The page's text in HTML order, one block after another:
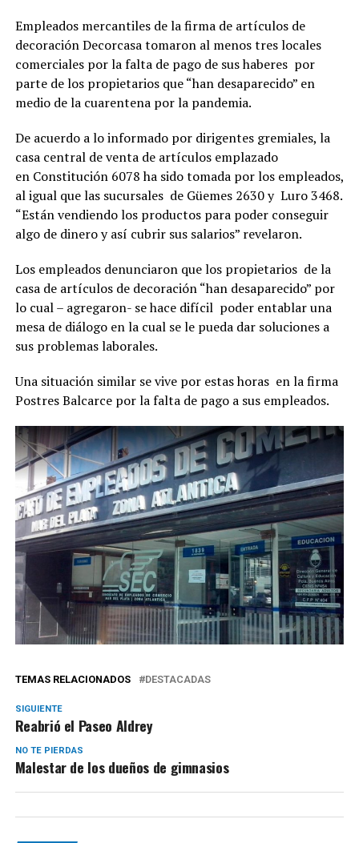
Empleados mercantiles de la firma de artículos de
decoración Decorcasa tomaron al menos tres locales
comerciales por la falta de pago de sus haberes por
parte de los propietarios que “han desaparecido” en
medio de la cuarentena por la pandemia.
De acuerdo a lo informado por dirigentes gremiales, la
casa central de venta de artículos emplazado
en Constitución 6078 ha sido tomada por los empleados,
al igual que las sucursales de Güemes 2630 y Luro 3468.
“Están vendiendo los productos para poder conseguir
algo de dinero y así cubrir sus salarios” revelaron.
Los empleados denunciaron que los propietarios de la
casa de artículos de decoración “han desaparecido” por
lo cual – agregaron- se hace difícil poder entablar una
mesa de diálogo en la cual se le pueda dar soluciones a
sus problemas laborales.
Una situación similar se vive por estas horas en la firma
Postres Balcarce por la falta de pago a sus empleados.
TEMAS RELACIONADOS DESTACADAS
SIGUIENTE
Reabrió el Paseo Aldrey
NO TE PIERDAS
Malestar de los dueños de gimnasios